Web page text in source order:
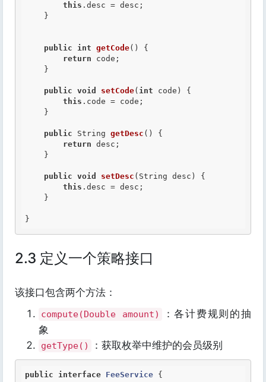
this .desc = desc;
public int getCode() {
return code;
public void setCode( int code) {
this .code = code;
public String getDesc () {
return desc;
public void setDesc (String desc) {
this .desc = desc;
}
2.3 定义一个策略接口
该接口包含两个方法：
compute(Double amount)
：各计费规则的抽
象
getType() ：获取枚举中维护的会员级别
public interface FeeService {